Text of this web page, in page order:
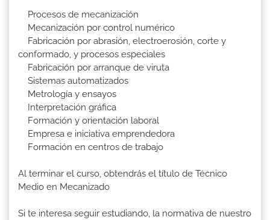
Procesos de mecanización
Mecanización por control numérico
Fabricación por abrasión, electroerosión, corte y
conformado, y procesos especiales
Fabricación por arranque de viruta
Sistemas automatizados
Metrología y ensayos
Interpretación gráfica
Formación y orientación laboral
Empresa e iniciativa emprendedora
Formación en centros de trabajo
Al terminar el curso, obtendrás el título de Técnico
Medio en Mecanizado
Si te interesa seguir estudiando, la normativa de nuestro